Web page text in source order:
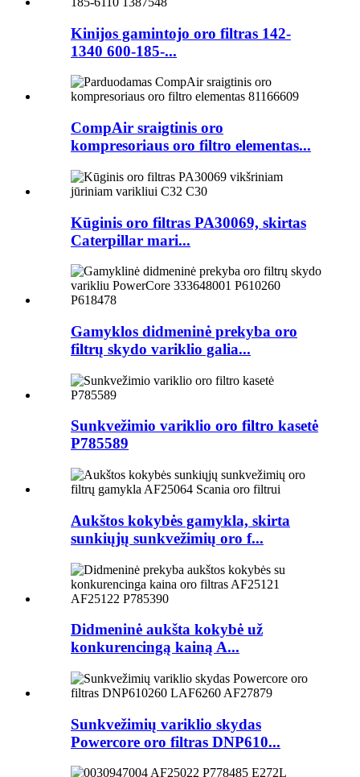
Kinijos gamintojo oro filtras 142-
1340 600-185-...
CompAir sraigtinis oro
kompresoriaus oro filtro elementas...
Kūginis oro filtras PA30069, skirtas
Caterpillar mari...
Gamyklos didmeninė prekyba oro
filtrų skydo variklio galia...
Sunkvežimio variklio oro filtro kasetė
P785589
Aukštos kokybės gamykla, skirta
sunkiųjų sunkvežimių oro f...
Didmeninė aukšta kokybė už
konkurencingą kainą A...
Sunkvežimių variklio skydas
Powercore oro filtras DNP610...